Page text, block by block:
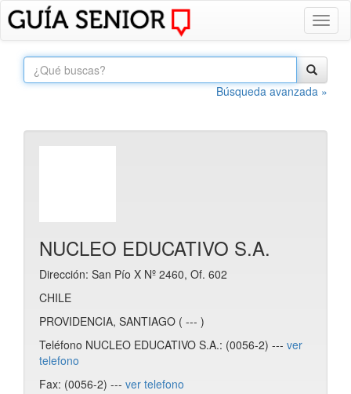
Búsqueda avanzada »
NUCLEO EDUCATIVO S.A.
Dirección: San Pío X Nº 2460, Of. 602
CHILE
PROVIDENCIA, SANTIAGO ( --- )
Teléfono NUCLEO EDUCATIVO S.A.: (0056-2) --- ver
telefono
Fax: (0056-2) --- ver telefono